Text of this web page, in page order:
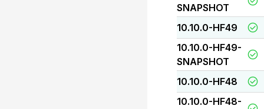
SNAPSHOT
10.10.0-HF49
10.10.0-HF49-
SNAPSHOT
10.10.0-HF48
10.10.0-HF48-